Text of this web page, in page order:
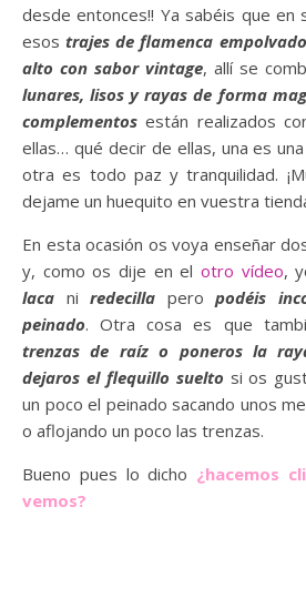
desde entonces!! Ya sabéis que en
esostrajes de flamenca
alto con sabor vintage, allí se
lunares, lisos y rayas de forma
complementos están realizados
ellas… qué decir de ellas, una es
otra es todo paz y tranquilidad.
dejame un huequito en vuestra
En esta ocasión os voya enseñar
y, como os dije en el otro vídeo,
laca niredecilla peropodéis
peinado. Otra cosa es que
trenzas de raíz o poneros la
dejaros el flequillo suelto si os
un poco el peinado sacando unos
o aflojando un poco las trenzas.
Bueno pues lo dicho ¿hacemos
vemos?